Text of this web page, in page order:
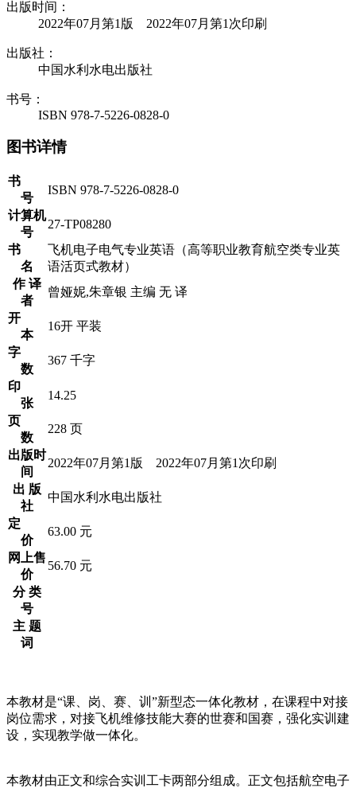
出版时间：
2022年07月第1版 2022年07月第1次印刷
出版社：
中国水利水电出版社
书号：
ISBN 978-7-5226-0828-0
图书详情
书
号
ISBN 978-7-5226-0828-0
计算机
号
27-TP08280
书
名
飞机电子电气专业英语（高等职业教育航空类专业英
语活页式教材）
作 译
者
曾娅妮,朱章银 主编 无 译
开
本
16开 平装
字
数
367 千字
印
张
14.25
页
数
228 页
出版时
间
2022年07月第1版 2022年07月第1次印刷
出 版
社
中国水利水电出版社
定
价
63.00 元
网上售
价
56.70 元
分 类
号
主 题
词
本教材是“课、岗、赛、训”新型态一体化教材，在课程中对接
岗位需求，对接飞机维修技能大赛的世赛和国赛，强化实训建
设，实现教学做一体化。
本教材由正文和综合实训工卡两部分组成。正文包括航空电子